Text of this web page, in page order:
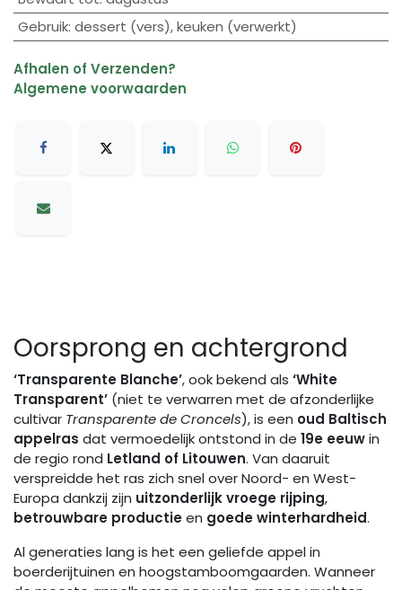
Gebruik: dessert (vers),keuken (verwerkt)
Afhalen of Verzenden?
Algemene voorwaarden
Oorsprong en achtergrond
‘Transparente Blanche’, ook bekend als ‘White
Transparent’ (niet te verwarren met de afzonderlijke
cultivar Transparente de Croncels), is een oud Baltisch
appelras dat vermoedelijk ontstond in de 19e eeuwin
de regio rond Letland of Litouwen. Van daaruit
verspreidde het ras zich snel over Noord- en West-
Europa dankzij zijn uitzonderlijk vroege rijping,
betrouwbare productieen goede winterhardheid.
Al generaties lang is het een geliefde appel in
boerderijtuinen en hoogstamboomgaarden. Wanneer